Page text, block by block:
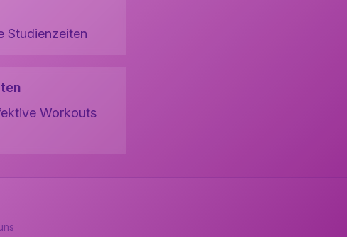
Studienzeiten
Workouts